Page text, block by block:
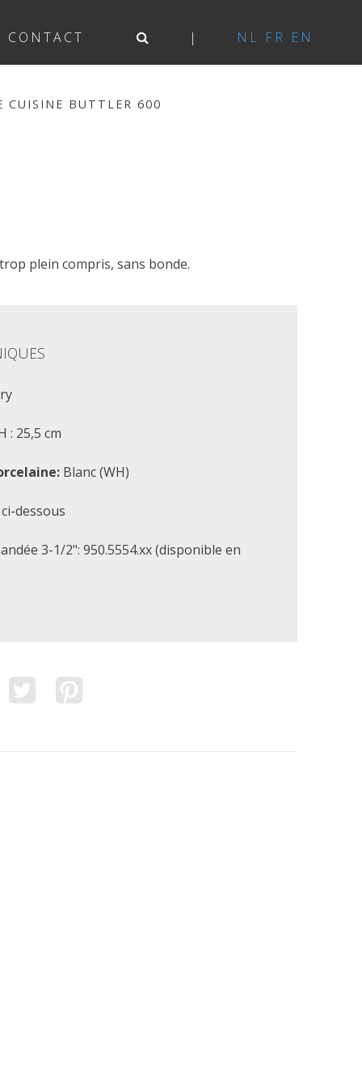
CONTACT NL FR EN
CUISINE BUTTLER 600
plein compris, sans bonde.
: 25,5 cm
Blanc (WH)
dessous
3-1/2": 950.5554.xx (disponible en